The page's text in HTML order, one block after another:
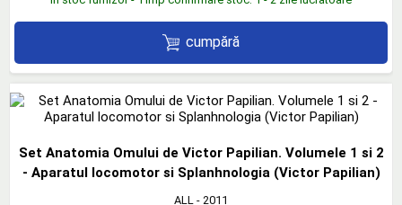
cumpără
Set Anatomia Omului de Victor Papilian. Volumele 1 si 2
- Aparatul locomotor si Splanhnologia (Victor Papilian)
ALL - 2011